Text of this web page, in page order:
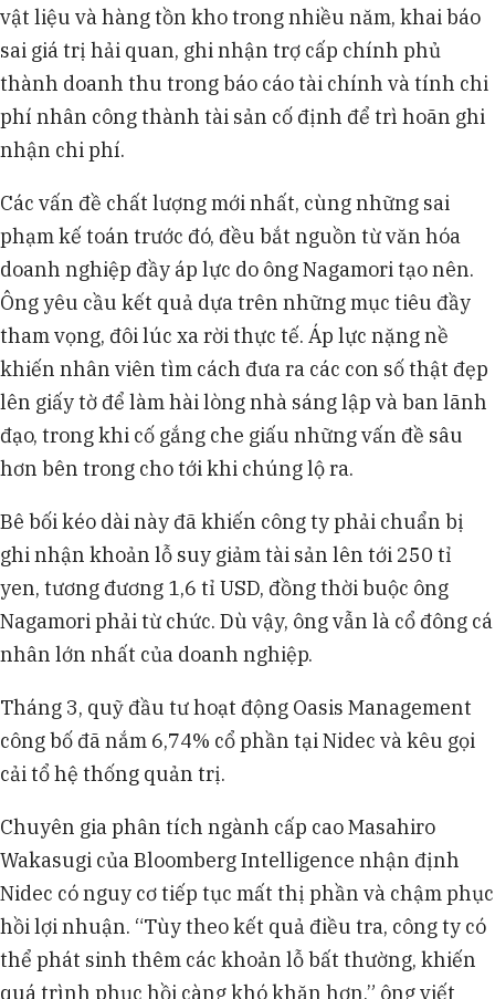
vật liệu và hàng tồn kho trong nhiều năm, khai báo
sai giá trị hải quan, ghi nhận trợ cấp chính phủ
thành doanh thu trong báo cáo tài chính và tính chi
phí nhân công thành tài sản cố định để trì hoãn ghi
nhận chi phí.
Các vấn đề chất lượng mới nhất, cùng những sai
phạm kế toán trước đó, đều bắt nguồn từ văn hóa
doanh nghiệp đầy áp lực do ông Nagamori tạo nên.
Ông yêu cầu kết quả dựa trên những mục tiêu đầy
tham vọng, đôi lúc xa rời thực tế. Áp lực nặng nề
khiến nhân viên tìm cách đưa ra các con số thật đẹp
lên giấy tờ để làm hài lòng nhà sáng lập và ban lãnh
đạo, trong khi cố gắng che giấu những vấn đề sâu
hơn bên trong cho tới khi chúng lộ ra.
Bê bối kéo dài này đã khiến công ty phải chuẩn bị
ghi nhận khoản lỗ suy giảm tài sản lên tới 250 tỉ
yen, tương đương 1,6 tỉ USD, đồng thời buộc ông
Nagamori phải từ chức. Dù vậy, ông vẫn là cổ đông cá
nhân lớn nhất của doanh nghiệp.
Tháng 3, quỹ đầu tư hoạt động Oasis Management
công bố đã nắm 6,74% cổ phần tại Nidec và kêu gọi
cải tổ hệ thống quản trị.
Chuyên gia phân tích ngành cấp cao Masahiro
Wakasugi của Bloomberg Intelligence nhận định
Nidec có nguy cơ tiếp tục mất thị phần và chậm phục
hồi lợi nhuận. “Tùy theo kết quả điều tra, công ty có
thể phát sinh thêm các khoản lỗ bất thường, khiến
quá trình phục hồi càng khó khăn hơn,” ông viết